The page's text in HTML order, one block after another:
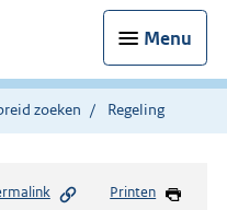
Menu
zoeken Regeling
Printen